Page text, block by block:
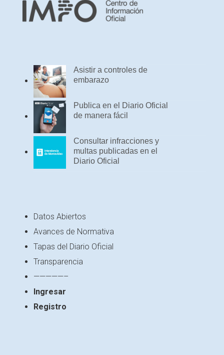
Asistir a controles de
embarazo
Publica en el Diario Oficial
de manera fácil
Consultar infracciones y
multas publicadas en el
Diario Oficial
Datos Abiertos
Avances de Normativa
Tapas del Diario Oficial
Transparencia
—————–
Ingresar
Registro